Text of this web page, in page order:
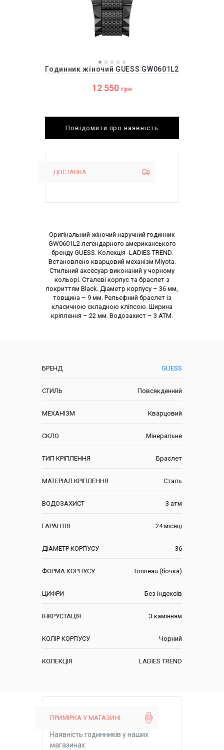
Годинник жіночий GUESS GW0601L2
12 550 грн
Повідомити про наявність
ДОСТАВКА
БРЕНД GUESS
СТИЛЬ Повсякденний
МЕХАНІЗМ Кварцовий
СКЛО Мінеральне
ТИП КРІПЛЕННЯ Браслет
МАТЕРІАЛ КРІПЛЕННЯ Сталь
ВОДОЗАХИСТ 3 атм
ГАРАНТІЯ 24 місяці
ДІАМЕТР КОРПУСУ 36
ФОРМА КОРПУСУ Tonneau (бочка)
ЦИФРИ Без індексів
ІНКРУСТАЦІЯ З камінням
КОЛІР КОРПУСУ Чорний
КОЛЕКЦІЯ LADIES TREND
Опис товару
Оригінальний жіночий наручний годинник
GW0601L2 легендарного американського
бренду GUESS. Колекція -LADIES TREND.
Встановлено кварцовий механізм Miyota.
Стильний аксесуар виконаний у чорному
кольорі. Сталеві корпус та браслет з
покриттям Black. Діаметр корпусу – 36 мм,
товщина – 9 мм. Рельєфний браслет із
класичною складною кліпсою. Ширина
кріплення – 22 мм. Водозахист – 3 АТМ.
ПРИМІРКА У МАГАЗИНІ
Наявність годинників у наших
магазинах: